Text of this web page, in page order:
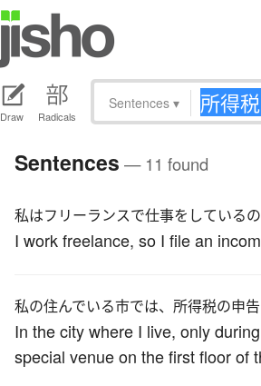
Draw Radicals
Sentences ▾
Sentences — 11 found
私はフリーランスで仕事をしているの
I work freelance, so I file an
私の住んでいる市では、所得税の申告
In the city where I live, only
special venue on the first floor of